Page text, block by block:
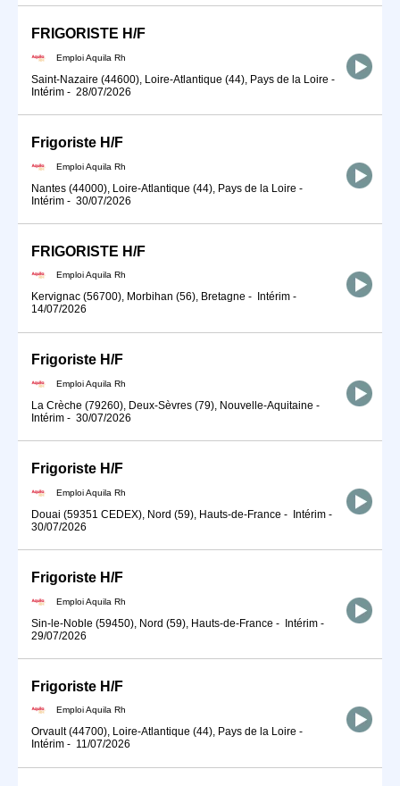
FRIGORISTE H/F
Emploi Aquila Rh
Saint-Nazaire (44600), Loire-Atlantique (44), Pays de la Loire -
Intérim - 28/07/2026
Frigoriste H/F
Emploi Aquila Rh
Nantes (44000), Loire-Atlantique (44), Pays de la Loire -
Intérim - 30/07/2026
FRIGORISTE H/F
Emploi Aquila Rh
Kervignac (56700), Morbihan (56), Bretagne - Intérim -
14/07/2026
Frigoriste H/F
Emploi Aquila Rh
La Crèche (79260), Deux-Sèvres (79), Nouvelle-Aquitaine -
Intérim - 30/07/2026
Frigoriste H/F
Emploi Aquila Rh
Douai (59351 CEDEX), Nord (59), Hauts-de-France - Intérim -
30/07/2026
Frigoriste H/F
Emploi Aquila Rh
Sin-le-Noble (59450), Nord (59), Hauts-de-France - Intérim -
29/07/2026
Frigoriste H/F
Emploi Aquila Rh
Orvault (44700), Loire-Atlantique (44), Pays de la Loire -
Intérim - 11/07/2026